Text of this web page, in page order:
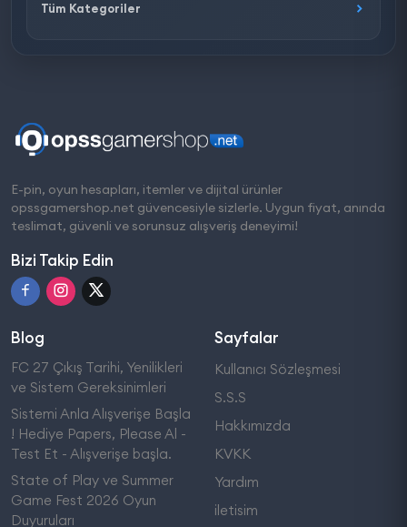
Tüm Kategoriler
E-pin, oyun hesapları, itemler ve dijital ürünler
opssgamershop.net güvencesiyle sizlerle. Uygun fiyat, anında
teslimat, güvenli ve sorunsuz alışveriş deneyimi!
Bizi Takip Edin
Blog
FC 27 Çıkış Tarihi, Yenilikleri
ve Sistem Gereksinimleri
Sistemi Anla Alışverişe Başla
! Hediye Papers, Please Al -
Test Et - Alışverişe başla.
State of Play ve Summer
Game Fest 2026 Oyun
Duyuruları
Sayfalar
Kullanıcı Sözleşmesi
S.S.S
Hakkımızda
KVKK
Yardım
iletisim